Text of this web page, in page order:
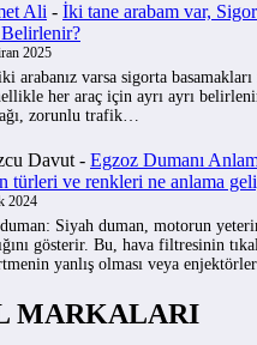
Ali - İki tane arabam var,
Belirlenir?
2025
arabanız varsa sigorta
her araç için ayrı ayrı
zorunlu trafik…
Davut - Egzoz Dumanı
türleri ve renkleri ne anlama
2024
Siyah duman, motorun
gösterir. Bu, hava filtresinin
yanlış olması veya
MARKALARI